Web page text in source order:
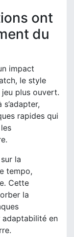
ont
du
impact
le style
jeu plus ouvert.
rapides qui
la
tempo,
Cette
la
en